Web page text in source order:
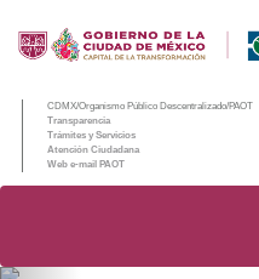
CDMX/Organismo Público Descentralizado/PAOT
Transparencia
Trámites y Servicios
Atención Ciudadana
Web e-mail PAOT